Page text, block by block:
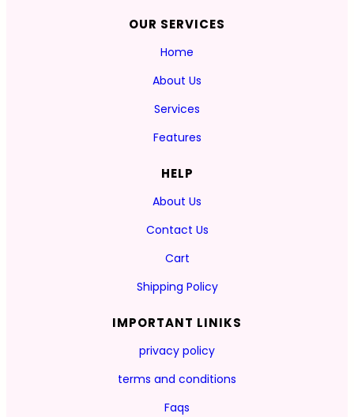
OUR SERVICES
Home
About Us
Services
Features
HELP
About Us
Contact Us
Cart
Shipping Policy
IMPORTANT LINIKS
privacy policy
terms and conditions
Faqs